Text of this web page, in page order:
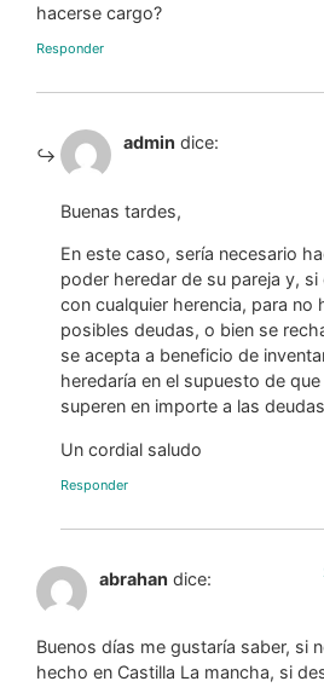
hacerse cargo?
Responder
admin dice:
Buenas tardes,
En este caso, sería necesario
poder heredar de su pareja y,
con cualquier herencia, para no
posibles deudas, o bien se
se acepta a beneficio de
heredaría en el supuesto de
superen en importe a las
Un cordial saludo
Responder
abrahan dice:
Buenos días me gustaría saber, si
hecho en Castilla La mancha, si